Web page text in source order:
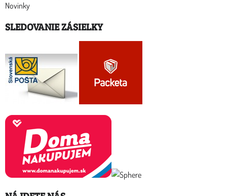
Novinky
SLEDOVANIE ZÁSIELKY